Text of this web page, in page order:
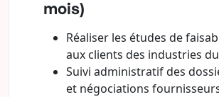
mois)
Réaliser les études de
aux clients des industries
Suivi administratif des
et négociations